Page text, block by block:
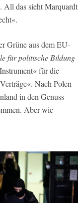
All das sieht Marquardt
Grüne aus dem EU-
für politische Bildung
für die
Nach Polen
in den Genuss
Aber wie